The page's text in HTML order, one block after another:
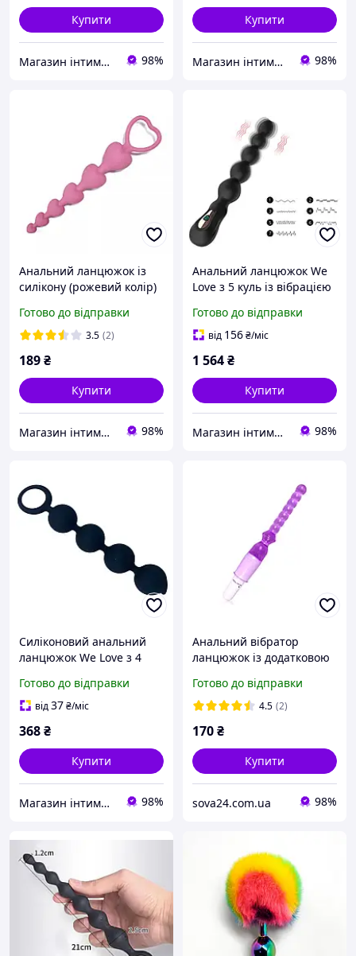
Купити
Магазин інтимних товарів "WeLove 98%
Купити
Магазин інтимних товарів "WeLove 98%
Анальний ланцюжок із
силікону (рожевий колір)
Готово до відправки
3.5 (2)
189₴
Купити
Магазин інтимних товарів "WeLove 98%
Анальний ланцюжок We
Love з 5 куль із вібрацією
Готово до відправки
від 156₴/міс
1 564₴
Купити
Магазин інтимних товарів "WeLove 98%
Силіконовий анальний
ланцюжок We Love з 4
Готово до відправки
від37₴/міс
368₴
Купити
Магазин інтимних товарів "WeLove 98%
Анальний вібратор
ланцюжок із додатковою
Готово до відправки
4.5 (2)
170₴
Купити
sova24.com.ua 98%